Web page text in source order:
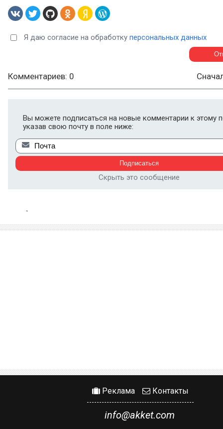
Я даю согласие на обработку персональных данных
Комментариев: 0
Вы можете подписаться на новые комментарии к этому
указав свою почту в поле ниже:
Скрыть это сообщение
Реклама Контакты
info@akket.com